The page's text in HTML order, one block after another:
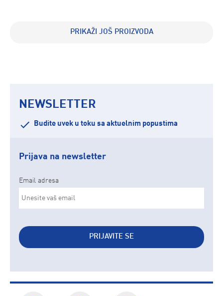
PRIKAŽI JOŠ PROIZVODA
NEWSLETTER
Budite uvek u toku sa aktuelnim popustima
Prijava na newsletter
Email adresa
PRIJAVITE SE